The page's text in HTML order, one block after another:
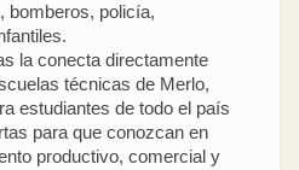
bomberos, policía,
la conecta directamente
técnicas de Merlo,
estudiantes de todo el país
para que conozcan en
productivo, comercial y